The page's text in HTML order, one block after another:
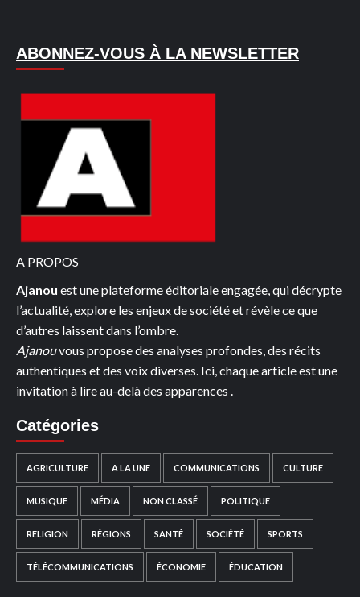
ABONNEZ-VOUS À LA NEWSLETTER
A PROPOS
Ajanou est une plateforme éditoriale engagée, qui décrypte
l’actualité, explore les enjeux de société et révèle ce que
d’autres laissent dans l’ombre.
Ajanouvous propose des analyses profondes, des récits
authentiques et des voix diverses. Ici, chaque article est une
invitation à lire au-delà des apparences .
Catégories
AGRICULTURE A LA UNE COMMUNICATIONS CULTURE
MUSIQUE MÉDIA NON CLASSÉ POLITIQUE
RELIGION RÉGIONS SANTÉ SOCIÉTÉ SPORTS
TÉLÉCOMMUNICATIONS ÉCONOMIE ÉDUCATION